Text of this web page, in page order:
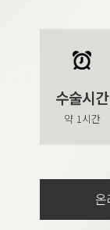
수술시간
약 1시간